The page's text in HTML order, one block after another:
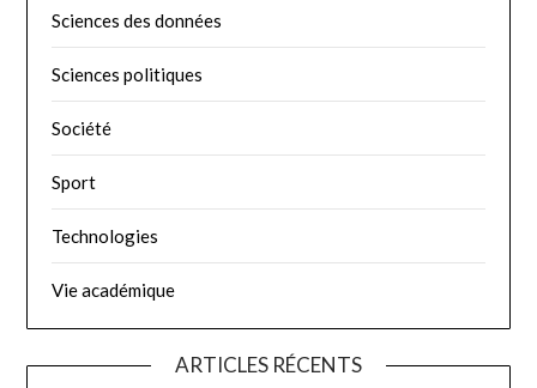
Sciences des données
Sciences politiques
Société
Sport
Technologies
Vie académique
ARTICLES RÉCENTS